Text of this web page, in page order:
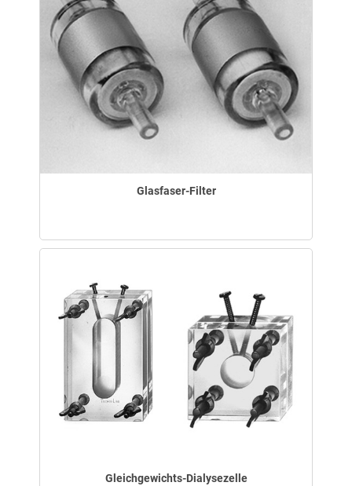
Glasfaser-Filter
Gleichgewichts-Dialysezelle